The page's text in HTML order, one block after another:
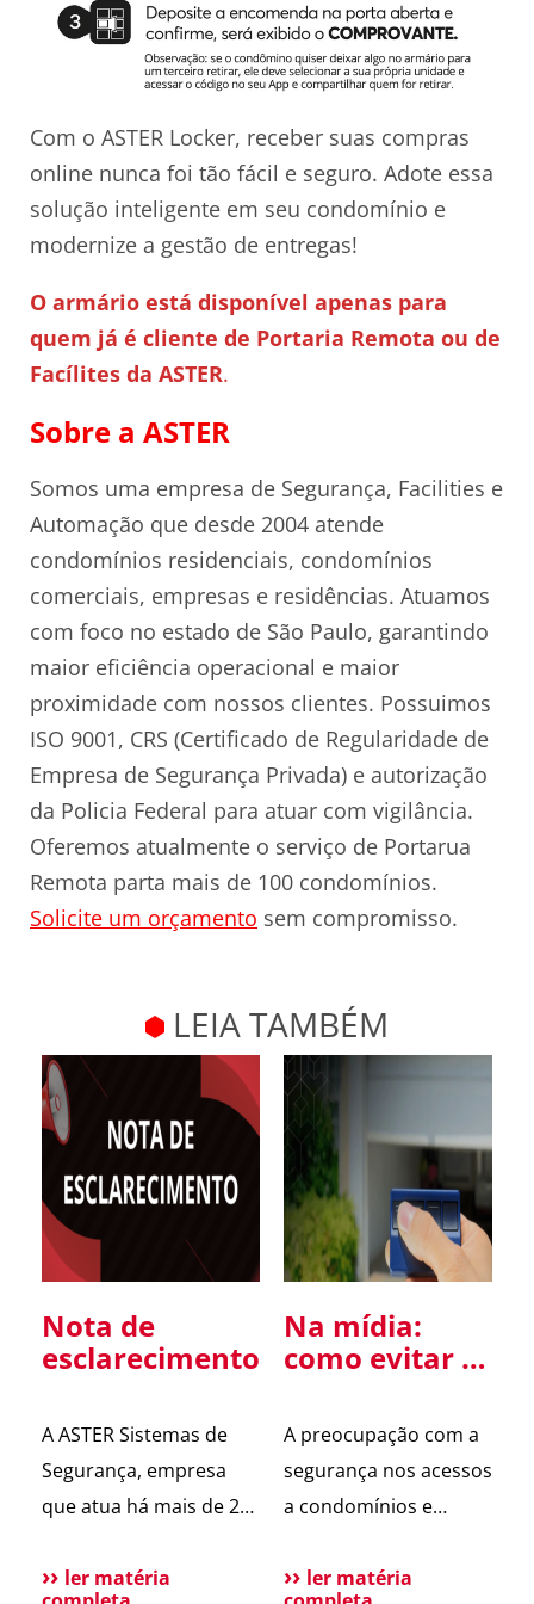
Com o ASTER Locker, receber suas compras
online nunca foi tão fácil e seguro. Adote essa
solução inteligente em seu condomínio e
modernize a gestão de entregas!
O armário está disponível apenas para
quem já é cliente de Portaria Remota ou de
Facílites da ASTER.
Sobre a ASTER
Somos uma empresa de Segurança, Facilities e
Automação que desde 2004 atende
condomínios residenciais, condomínios
comerciais, empresas e residências. Atuamos
com foco no estado de São Paulo, garantindo
maior eficiência operacional e maior
proximidade com nossos clientes. Possuimos
ISO 9001, CRS (Certificado de Regularidade de
Empresa de Segurança Privada) e autorização
da Policia Federal para atuar com vigilância.
Oferemos atualmente o serviço de Portarua
Remota parta mais de 100 condomínios.
Solicite um orçamento sem compromisso.
LEIA TAMBÉM
Nota de
esclarecimento
A ASTER Sistemas de
Segurança, empresa
que atua há mais de 20
segmentos de
ler matéria
Na mídia:
como evitar a
controle de
portão
A preocupação com a
segurança nos acessos
a condomínios e
debate após um caso
ler matéria